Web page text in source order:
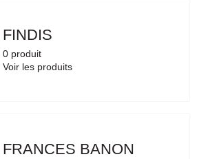
FINDIS
0 produit
Voir les produits
FRANCES BANON